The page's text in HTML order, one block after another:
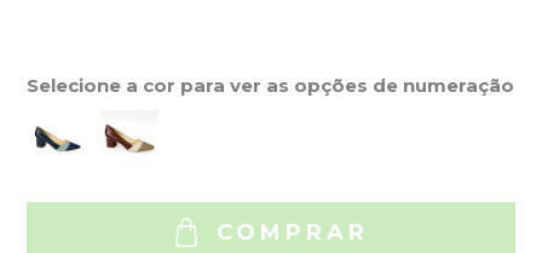
Selecione a cor para ver as opções de numeração
COMPRAR